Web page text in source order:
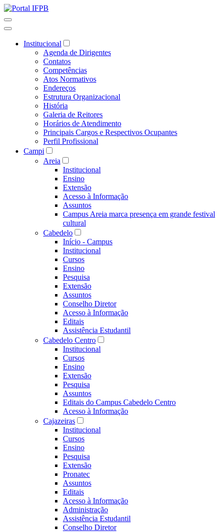
Institucional
Agenda de Dirigentes
Contatos
Competências
Atos Normativos
Endereços
Estrutura Organizacional
História
Galeria de Reitores
Horários de Atendimento
Principais Cargos e Respectivos Ocupantes
Perfil Profissional
Campi
Areia
Institucional
Ensino
Extensão
Acesso à Informação
Assuntos
Campus Areia marca presença em grande festival
cultural
Cabedelo
Início - Campus
Institucional
Cursos
Ensino
Pesquisa
Extensão
Assuntos
Conselho Diretor
Acesso à Informação
Editais
Assistência Estudantil
Cabedelo Centro
Institucional
Cursos
Ensino
Extensão
Pesquisa
Assuntos
Editais do Campus Cabedelo Centro
Acesso à Informação
Cajazeiras
Institucional
Cursos
Ensino
Pesquisa
Extensão
Pronatec
Assuntos
Editais
Acesso à Informação
Administração
Assistência Estudantil
Conselho Diretor